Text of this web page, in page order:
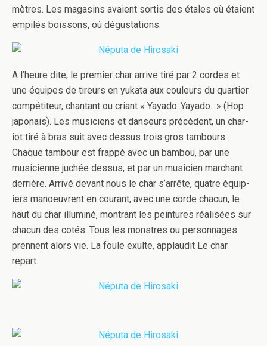
mètres. Les mag­a­sins avaient sor­tis des étales où étaient
empilés bois­sons, où dégustations.
A l’heure dite, le pre­mier char arrive tiré par 2 cordes et
une équipes de tireurs en yukata aux couleurs du quartier
com­péti­teur, chan­tant ou cri­ant « Yayado..Yayado.. » (Hop
japon­ais). Les musi­ciens et danseurs précè­dent, un char­
iot tiré à bras suit avec dessus trois gros tam­bours.
Chaque tam­bour est frappé avec un bam­bou, par une
musi­ci­enne juchée dessus, et par un musi­cien marchant
der­rière. Arrivé devant nous le char s’arrête, qua­tre équip­
iers manoeu­vrent en courant, avec une corde cha­cun, le
haut du char illu­miné, mon­trant les pein­tures réal­isées sur
cha­cun des cotés. Tous les mon­stres ou per­son­nages
pren­nent alors vie. La foule exulte, applau­dit Le char
repart.